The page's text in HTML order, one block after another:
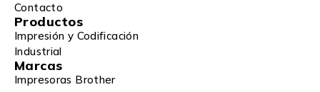
Contacto
Productos
Impresión y Codificación
Industrial
Marcas
Impresoras Brother